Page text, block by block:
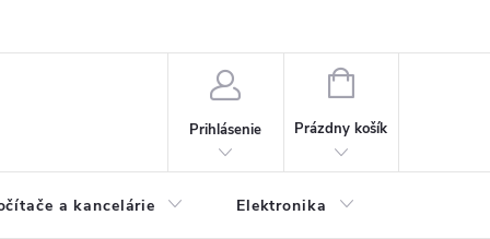
Prihlásenie
NÁKUPNÝ
Prázdny košík
a kancelárie Elektronika